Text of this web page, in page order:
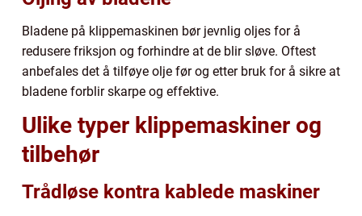
Bladene på klippemaskinen bør jevnlig oljes for å
redusere friksjon og forhindre at de blir sløve. Oftest
anbefales det å tilføye olje før og etter bruk for å sikre at
bladene forblir skarpe og effektive.
Ulike typer klippemaskiner og
tilbehør
Trådløse kontra kablede maskiner